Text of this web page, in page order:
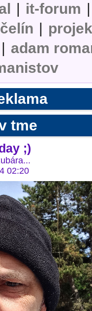
| it-forum |
|
| adam
tme
;)
02:20